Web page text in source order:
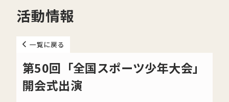
活動情報
一覧に戻る
第50回「全国スポーツ少年大会」
開会式出演